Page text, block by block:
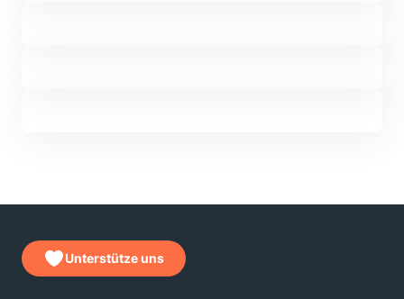
Unterstütze uns